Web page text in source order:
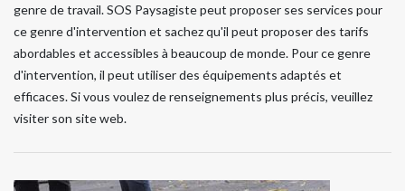
genre de travail. SOS Paysagiste peut proposer ses services pour
ce genre d'intervention et sachez qu'il peut proposer des tarifs
abordables et accessibles à beaucoup de monde. Pour ce genre
d'intervention, il peut utiliser des équipements adaptés et
efficaces. Si vous voulez de renseignements plus précis, veuillez
visiter son site web.